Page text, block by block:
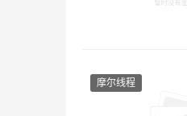
摩尔线程